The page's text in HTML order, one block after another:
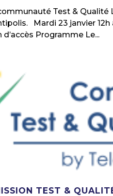
Test & Qualité
Mardi 23 janvier 12h
Programme Le...
TEST &